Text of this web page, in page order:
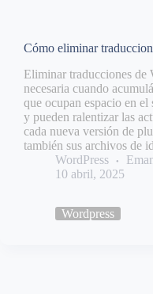
Cómo eliminar
Eliminar traducciones de
necesaria cuando
que ocupan espacio en
y pueden ralentizar las
cada nueva versión de
también sus archivos de
WordPress
10 abril, 2025
Wordpress